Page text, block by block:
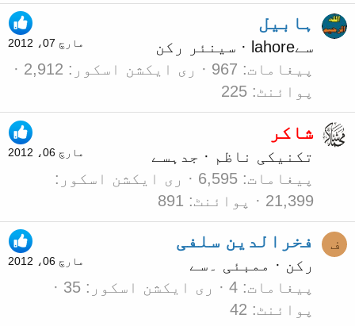
مارچ 07، 2012
ہابیل
سینئر رکن · lahoreسے
پیغامات 967 ری ایکشن اسکور
2,912
پوائنٹ 225
مارچ 06، 2012
شاکر
تکنیکی ناظم · جدہ سے
پیغامات 6,595
ری ایکشن اسکور
21,399
پوائنٹ 891
ف
مارچ 06، 2012
فخرالدین سلفی
رکن · ممبئی ۔ سے
پیغامات 4 ری ایکشن اسکور
35
پوائنٹ
42